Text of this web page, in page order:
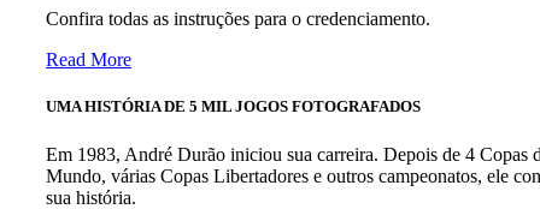
Confira todas as instruções para o credenciamento.
Read More
UMA HISTÓRIA DE 5 MIL JOGOS FOTOGRAFADOS
Em 1983, André Durão iniciou sua carreira. Depois de 4 Copas
Mundo, várias Copas Libertadores e outros campeonatos, ele
sua história.